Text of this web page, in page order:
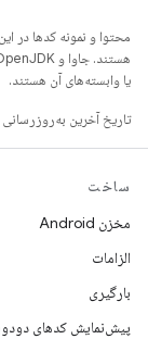
محتوا و نمونه کدها در
یا وابسته‌های آن هستند.
تاریخ آخرین به‌روزرسانی 2026-07-14 به‌وقت ساعت هماهنگ جهانی.
ساخت
مخزن Android
الزامات
بارگیری
پیش‌نمایش کدهای